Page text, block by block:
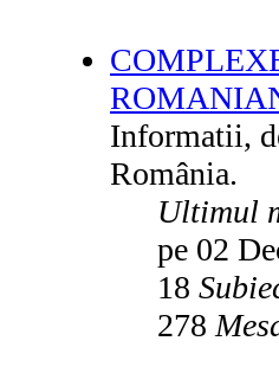
Informatii,
România.
Ultimul
pe 02
18
278